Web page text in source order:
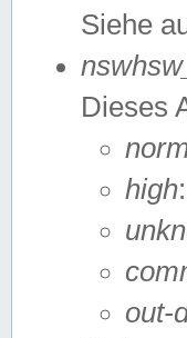
Siehe
Dieses
high
out-